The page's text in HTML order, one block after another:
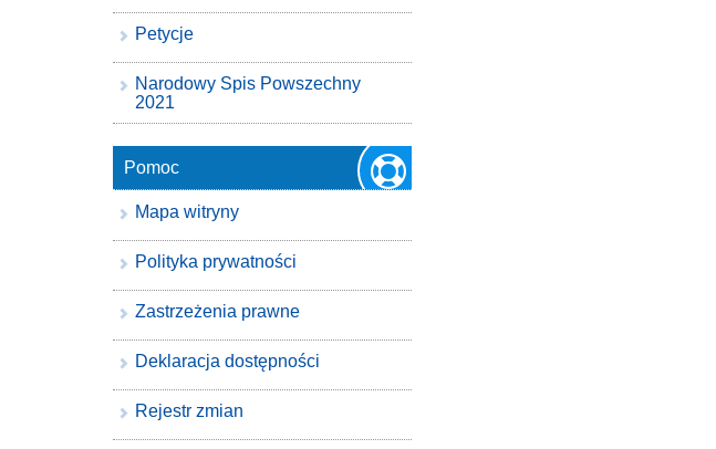
Petycje
Narodowy Spis Powszechny
2021
Pomoc
Mapa witryny
Polityka prywatności
Zastrzeżenia prawne
Deklaracja dostępności
Rejestr zmian